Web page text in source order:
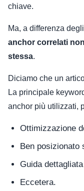
chiave.
Ma, a differenza
anchor correlati
stessa.
Diciamo che un
La principale
anchor più utilizzati,
Ottimizzazione
Ben posizionato
Guida
Eccetera.